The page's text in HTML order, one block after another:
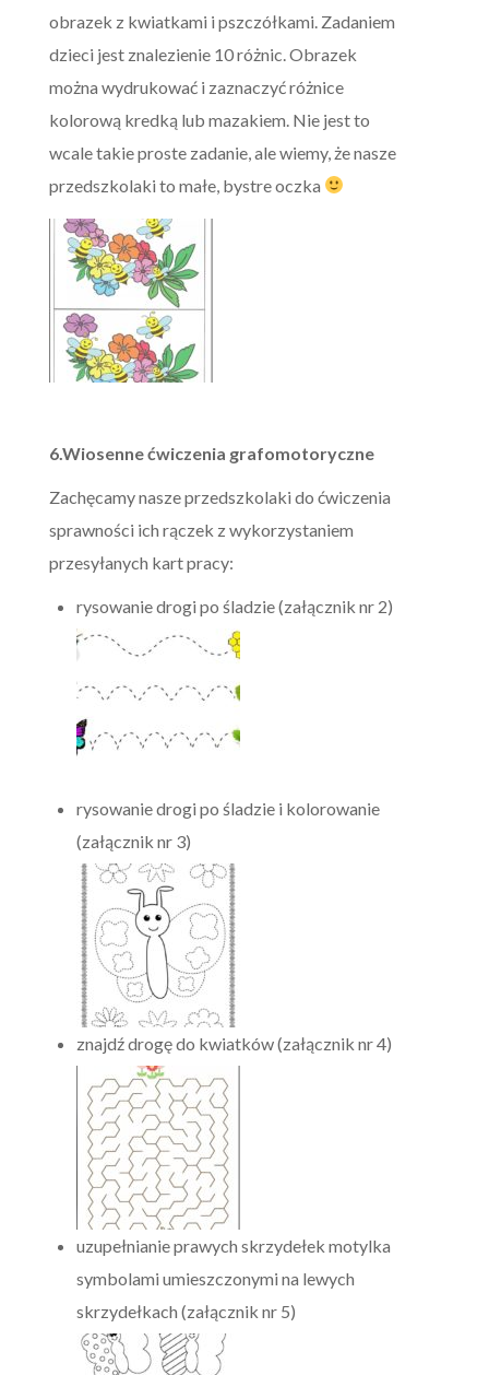
obrazek z kwiatkami i pszczółkami. Zadaniem
dzieci jest znalezienie 10 różnic. Obrazek
można wydrukować i zaznaczyć różnice
kolorową kredką lub mazakiem. Nie jest to
wcale takie proste zadanie, ale wiemy, że nasze
przedszkolaki to małe, bystre oczka
6.Wiosenne ćwiczenia grafomotoryczne
Zachęcamy nasze przedszkolaki do ćwiczenia
sprawności ich rączek z wykorzystaniem
przesyłanych kart pracy:
rysowanie drogi po śladzie (załącznik nr 2)
rysowanie drogi po śladzie i kolorowanie
(załącznik nr 3)
znajdź drogę do kwiatków (załącznik nr 4)
uzupełnianie prawych skrzydełek motylka
symbolami umieszczonymi na lewych
skrzydełkach (załącznik nr 5)